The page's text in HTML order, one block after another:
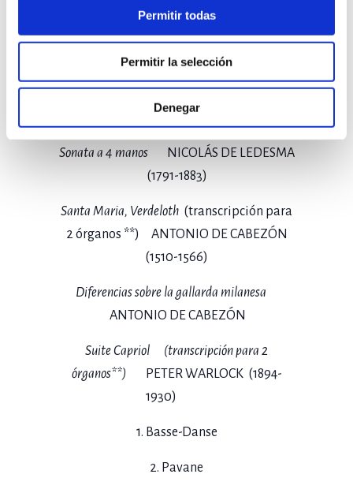
Permitir todas
Permitir la selección
Denegar
recoger en la Tienda de la Catedral desde
el día 22 de julio.
Programa
Sonata a 4 manos
NICOLÁS DE LEDESMA
(1791-1883)
Santa Maria, Verdeloth (transcripción para
2 órganos **) ANTONIO DE CABEZÓN
(1510-1566)
Diferencias sobre la gallarda milanesa
ANTONIO DE CABEZÓN
Suite Capriol (transcripción para 2
órganos**)
PETER WARLOCK (1894-
1930)
1. Basse-Danse
2. Pavane